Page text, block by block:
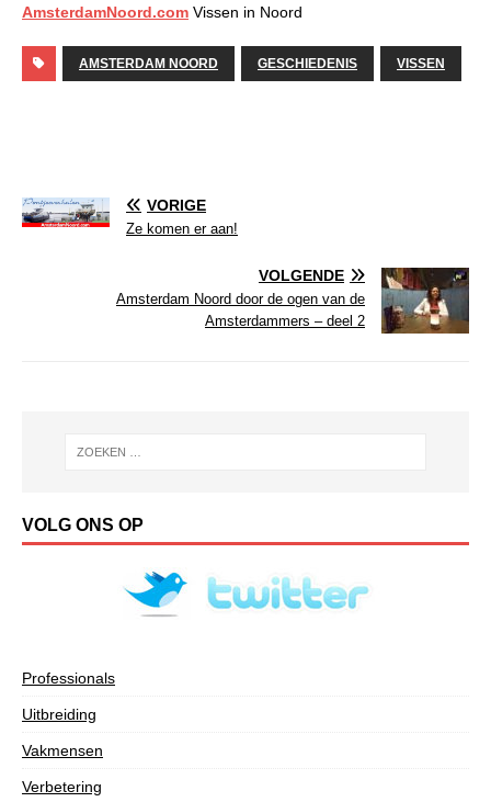
AmsterdamNoord.com Vissen in Noord
AMSTERDAM NOORD GESCHIEDENIS VISSEN
VORIGE
Ze komen er aan!
VOLGENDE
Amsterdam Noord door de ogen van de
Amsterdammers – deel 2
VOLG ONS OP
Professionals
Uitbreiding
Vakmensen
Verbetering